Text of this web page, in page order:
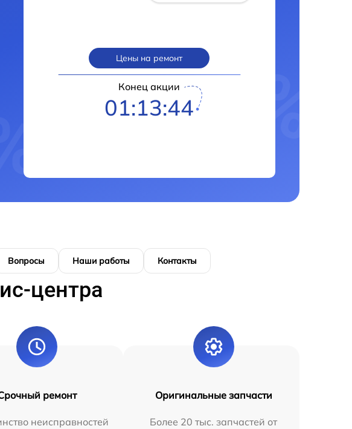
Цены на ремонт
Конец акции
01:13:43
Вопросы Наши работы Контакты
центра
ремонт
неисправностей
Оригинальные запчасти
Более 20 тыс. запчастей от